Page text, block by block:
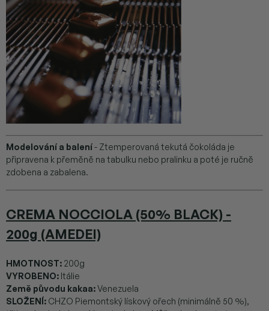
Modelování a balení- Ztemperovaná tekutá čokoláda je
připravena k přeměně na tabulku nebo pralinku a poté je ručně
zdobena a zabalena.
CREMA NOCCIOLA (50% BLACK) -
200g (AMEDEI)
HMOTNOST: 200g
VYROBENO: Itálie
Země původu kakaa:Venezuela
SLOŽENÍ: CHZO Piemontský lískový ořech (minimálně 50 %),